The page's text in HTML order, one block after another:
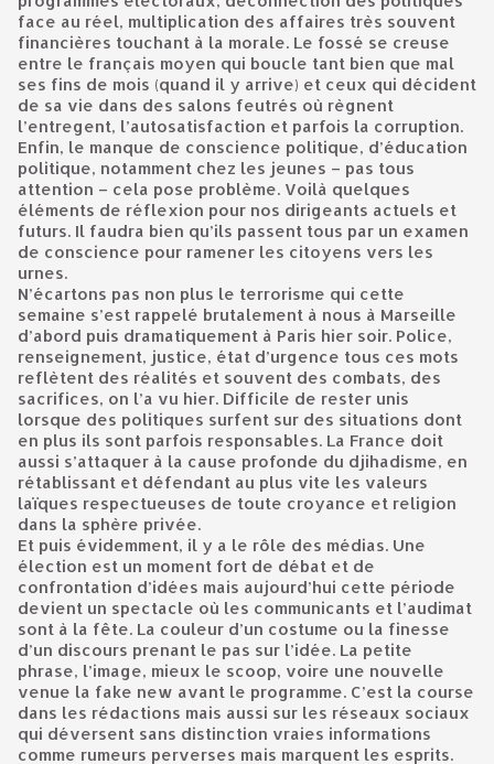
face au réel, multiplication des affaires très souvent
financières touchant à la morale. Le fossé se creuse
entre le français moyen qui boucle tant bien que mal
ses fins de mois (quand il y arrive) et ceux qui décident
de sa vie dans des salons feutrés où règnent
l’entregent, l’autosatisfaction et parfois la corruption.
Enfin, le manque de conscience politique, d’éducation
politique, notamment chez les jeunes – pas tous
attention – cela pose problème. Voilà quelques
éléments de réflexion pour nos dirigeants actuels et
futurs. Il faudra bien qu’ils passent tous par un examen
de conscience pour ramener les citoyens vers les
urnes.
N’écartons pas non plus le terrorisme qui cette
semaine s’est rappelé brutalement à nous à Marseille
d’abord puis dramatiquement à Paris hier soir. Police,
renseignement, justice, état d’urgence tous ces mots
reflètent des réalités et souvent des combats, des
sacrifices, on l’a vu hier. Difficile de rester unis
lorsque des politiques surfent sur des situations dont
en plus ils sont parfois responsables. La France doit
aussi s’attaquer à la cause profonde du djihadisme, en
rétablissant et défendant au plus vite les valeurs
laïques respectueuses de toute croyance et religion
dans la sphère privée.
Et puis évidemment, il y a le rôle des médias. Une
élection est un moment fort de débat et de
confrontation d’idées mais aujourd’hui cette période
devient un spectacle où les communicants et l’audimat
sont à la fête. La couleur d’un costume ou la finesse
d’un discours prenant le pas sur l’idée. La petite
phrase, l’image, mieux le scoop, voire une nouvelle
venue la fake new avant le programme. C’est la course
dans les rédactions mais aussi sur les réseaux sociaux
qui déversent sans distinction vraies informations
comme rumeurs perverses mais marquent les esprits.